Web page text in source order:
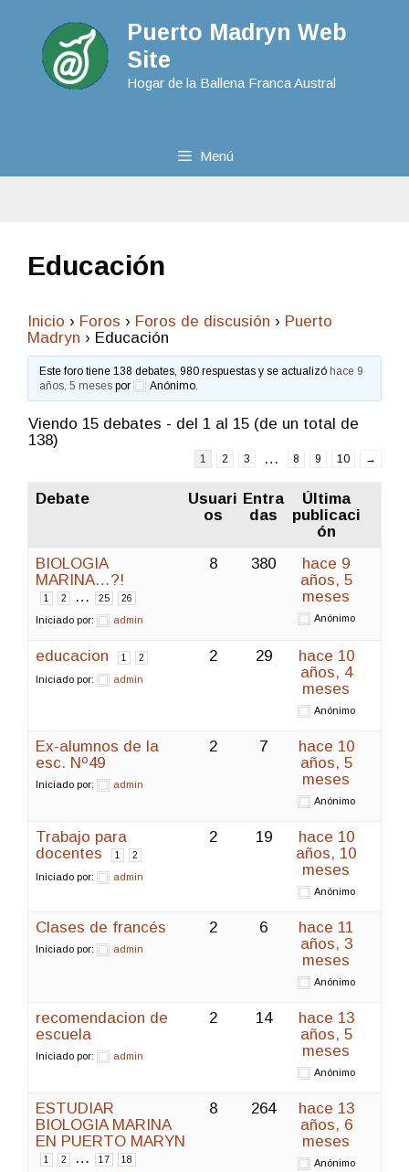
Puerto Madryn Web
Site
Hogar de la Ballena Franca Austral
Menú
Educación
Inicio › Foros › Foros de discusión › Puerto
Madryn › Educación
Este foro tiene 138 debates, 980 respuestas y se actualizóhace 9
años, 5 meses por Anónimo
Viendo 15 debates - del 1 al 15 (de un total de
138)
1 2 3 … 8 9 10 →
Debate
Usuari
os
Entra
das
Última
publicaci
ón
BIOLOGIA
MARINA…?!
1 2 … 25 26
Iniciado por: admin
8 380
hace 9
años, 5
meses
Anónimo
educacion 1 2
Iniciado por: admin
2 29
hace 10
años, 4
meses
Anónimo
Ex-alumnos de la
esc. Nº49
Iniciado por: admin
2 7
hace 10
años, 5
meses
Anónimo
Trabajo para
docentes
1 2
Iniciado por: admin
2 19
hace 10
años, 10
meses
Anónimo
Clases de francés
Iniciado por: admin
2 6
hace 11
años, 3
meses
Anónimo
recomendacion de
escuela
Iniciado por: admin
2 14
hace 13
años, 5
meses
Anónimo
ESTUDIAR
BIOLOGIA MARINA
EN PUERTO MARYN
1 2 … 17 18
8 264
hace 13
años, 6
meses
Anónimo